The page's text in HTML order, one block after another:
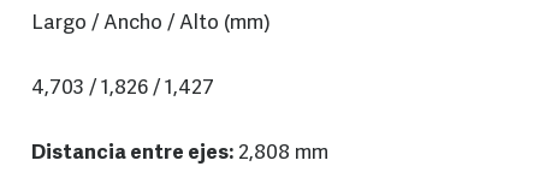
Largo / Ancho / Alto (mm)
4,703 / 1,826 / 1,427
Distancia entre ejes: 2,808 mm